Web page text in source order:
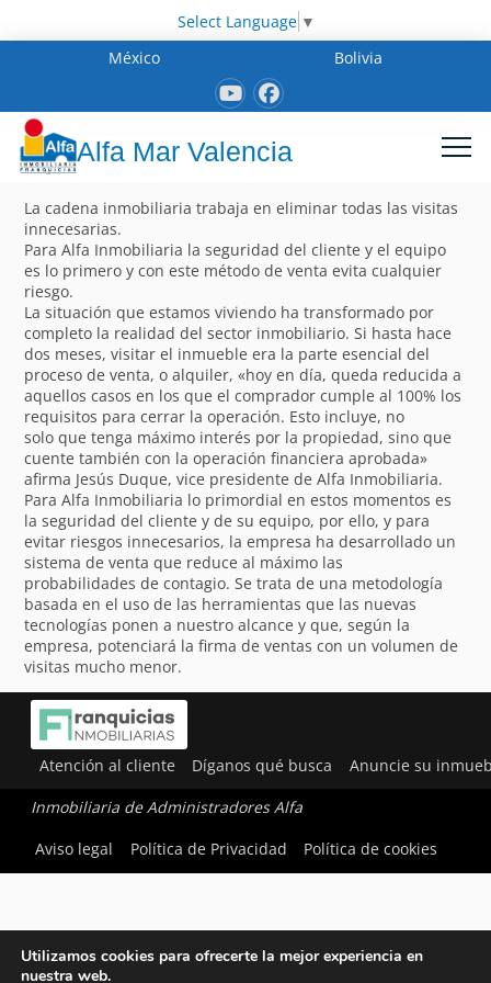
Select Language ▼
México
Bolivia
Alfa Mar Valencia
La cadena inmobiliaria trabaja en eliminar todas las visitas
innecesarias.
Para Alfa Inmobiliaria la seguridad del cliente y el equipo
es lo primero y con este método de venta evita cualquier
riesgo.
La situación que estamos viviendo ha transformado por
completo la realidad del sector inmobiliario. Si hasta hace
dos meses, visitar el inmueble era la parte esencial del
proceso de venta, o alquiler, «hoy en día, queda reducida a
aquellos casos en los que el comprador cumple al 100% los
requisitos para cerrar la operación. Esto incluye, no
solo que tenga máximo interés por la propiedad, sino que
cuente también con la operación financiera aprobada»
afirma Jesús Duque, vice presidente de Alfa Inmobiliaria.
Para Alfa Inmobiliaria lo primordial en estos momentos es
la seguridad del cliente y de su equipo, por ello, y para
evitar riesgos innecesarios, la empresa ha desarrollado un
sistema de venta que reduce al máximo las
probabilidades de contagio. Se trata de una metodología
basada en el uso de las herramientas que las nuevas
tecnologías ponen a nuestro alcance y que, según la
empresa, potenciará la firma de ventas con un volumen de
visitas mucho menor.
Atención al cliente Díganos qué busca Anuncie su
Inmobiliaria de Administradores Alfa
Aviso legal
Política de Privacidad Política de cookies
Utilizamos cookies para ofrecerte la mejor experiencia en
nuestra web.